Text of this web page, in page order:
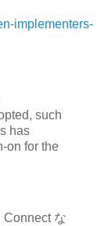
implementers-
such
has
on for the
Connect な